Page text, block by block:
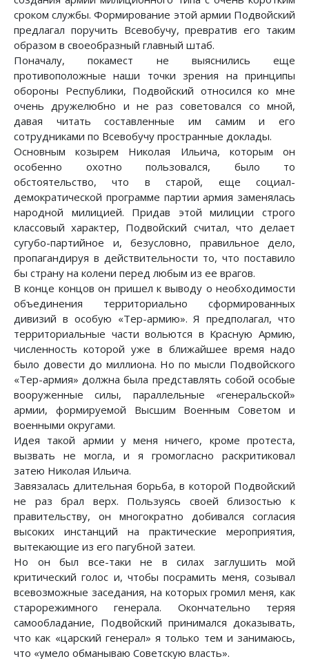
сроком службы. Формирование этой армии Подвойский
предлагал поручить Всевобучу, превратив его таким
образом в своеобразный главный штаб.
Поначалу, покамест не выяснились еще
противоположные наши точки зрения на принципы
обороны Республики, Подвойский относился ко мне
очень дружелюбно и не раз советовался со мной,
давая читать составленные им самим и его
сотрудниками по Всевобучу пространные доклады.
Основным козырем Николая Ильича, которым он
особенно охотно пользовался, было то
обстоятельство, что в старой, еще социал-
демократической программе партии армия заменялась
народной милицией. Придав этой милиции строго
классовый характер, Подвойский считал, что делает
сугубо-партийное и, безусловно, правильное дело,
пропагандируя в действительности то, что поставило
бы страну на колени перед любым из ее врагов.
В конце концов он пришел к выводу о необходимости
объединения территориально сформированных
дивизий в особую «Тер-армию». Я предполагал, что
территориальные части вольются в Красную Армию,
численность которой уже в ближайшее время надо
было довести до миллиона. Но по мысли Подвойского
«Тер-армия» должна была представлять собой особые
вооруженные силы, параллельные «генеральской»
армии, формируемой Высшим Военным Советом и
военными округами.
Идея такой армии у меня ничего, кроме протеста,
вызвать не могла, и я громогласно раскритиковал
затею Николая Ильича.
Завязалась длительная борьба, в которой Подвойский
не раз брал верх. Пользуясь своей близостью к
правительству, он многократно добивался согласия
высоких инстанций на практические мероприятия,
вытекающие из его пагубной затеи.
Но он был все-таки не в силах заглушить мой
критический голос и, чтобы посрамить меня, созывал
всевозможные заседания, на которых громил меня, как
старорежимного генерала. Окончательно теряя
самообладание, Подвойский принимался доказывать,
что как «царский генерал» я только тем и занимаюсь,
что «умело обманываю Советскую власть».